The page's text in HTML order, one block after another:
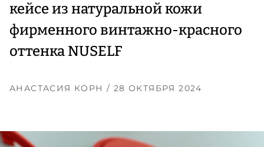
кейсе из натуральной кожи
фирменного винтажно-красного
оттенка NUSELF
АНАСТАСИЯ КОРН / 28 ОКТЯБРЯ 2024